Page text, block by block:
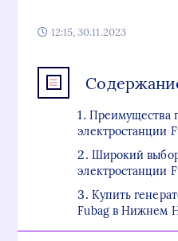
12:15, 30.11.2023
Преимущества
электростанции
Широкий
электростанции
Купить
Fubag в Нижнем